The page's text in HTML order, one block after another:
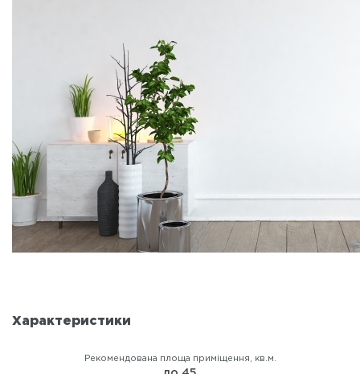
Характеристики
Рекомендована площа приміщення, кв.м.